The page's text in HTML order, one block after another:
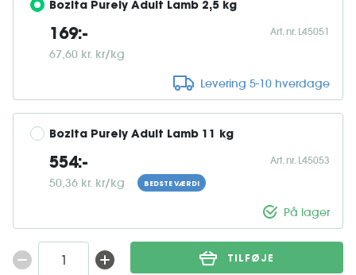
Bozita Purely Adult Lamb 2,5 kg
169:-
67,60 kr. kr/kg
Art. nr. L45051
Levering 5-10 hverdage
Bozita Purely Adult Lamb 11 kg
554:-
50,36 kr. kr/kg BEDSTE VÆRDI
Art. nr. L45053
På lager
TILFØJE